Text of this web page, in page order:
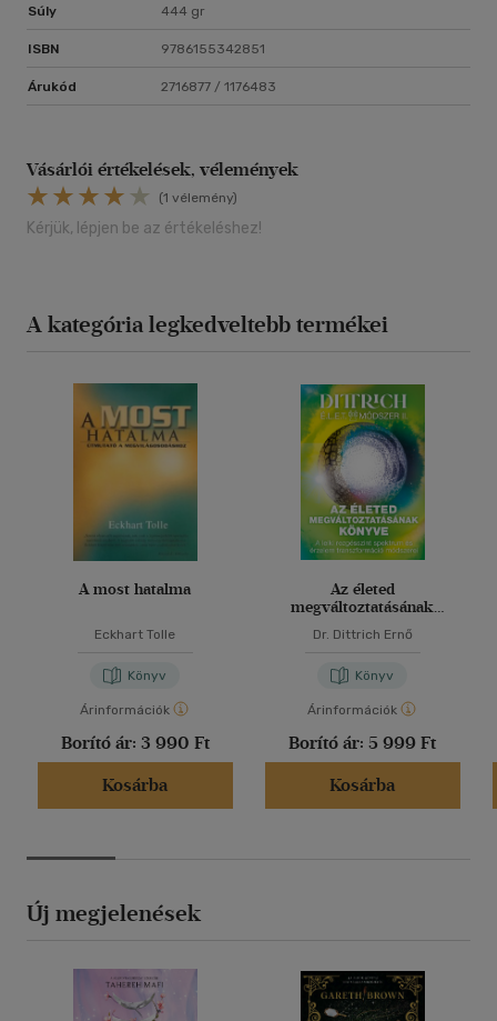
Súly 444 gr
ISBN 9786155342851
Árukód 2716877 / 1176483
Vásárlói értékelések, vélemények
(1 vélemény)
Kérjük, lépjen be az értékeléshez!
A kategória legkedveltebb termékei
A most hatalma
Eckhart Tolle
Könyv
Árinformációk
Borító ár: 3 990 Ft
Kosárba
Az életed
megváltoztatásának
Dr. Dittrich Ernő
Könyv
Árinformációk
Borító ár: 5 999 Ft
Kosárba
Új megjelenések